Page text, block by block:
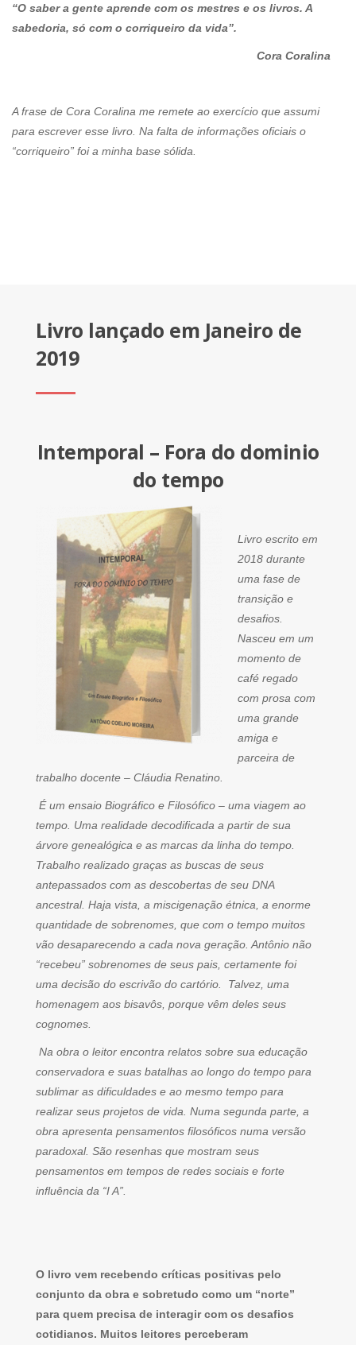
“O saber a gente aprende com os mestres e os livros. A
sabedoria, só com o corriqueiro da vida”.
Cora Coralina
A frase de Cora Coralina me remete ao exercício que assumi
para escrever esse livro. Na falta de informações oficiais o
“corriqueiro” foi a minha base sólida.
Livro lançado em Janeiro de
2019
Intemporal – Fora do dominio
do tempo
Livro escrito em
2018 durante
uma fase de
transição e
desafios.
Nasceu em um
momento de
café regado
com prosa com
uma grande
amiga e
parceira de
trabalho docente – Cláudia Renatino.
É um ensaio Biográfico e Filosófico – uma viagem ao
tempo. Uma realidade decodificada a partir de sua
árvore genealógica e as marcas da linha do tempo.
Trabalho realizado graças as buscas de seus
antepassados com as descobertas de seu DNA
ancestral. Haja vista, a miscigenação étnica, a enorme
quantidade de sobrenomes, que com o tempo muitos
vão desaparecendo a cada nova geração. Antônio não
“recebeu” sobrenomes de seus pais, certamente foi
uma decisão do escrivão do cartório. Talvez, uma
homenagem aos bisavôs, porque vêm deles seus
cognomes.
Na obra o leitor encontra relatos sobre sua educação
conservadora e suas batalhas ao longo do tempo para
sublimar as dificuldades e ao mesmo tempo para
realizar seus projetos de vida. Numa segunda parte, a
obra apresenta pensamentos filosóficos numa versão
paradoxal. São resenhas que mostram seus
pensamentos em tempos de redes sociais e forte
influência da “I A”.
O livro vem recebendo críticas positivas pelo
conjunto da obra e sobretudo como um “norte”
para quem precisa de interagir com os desafios
cotidianos. Muitos leitores perceberam